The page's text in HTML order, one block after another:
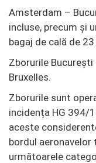
Amsterdam –
incluse, precum și
bagaj de cală de 23
Zborurile
Bruxelles.
Zborurile sunt
incidența HG 394/
aceste
bordul aeronavelor
următoarele